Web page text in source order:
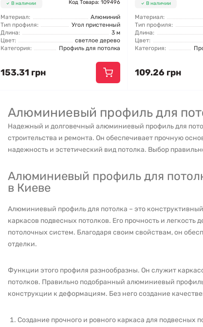
В наличии Код Товара: 109496
Материал:
Алюминий
Тип профиля:
Угол пристенный
Длина:
3 м
Цвет:
светлое дерево
Категория:
Профиль для потолка
153.31 грн
В наличии
Материал:
Тип профиля:
Длина:
Цвет:
Категория:
109.26 грн
Алюминиевый профиль для
Надежный и долговечный алюминиевый профиль для
строительства и ремонта. Он обеспечивает прочную
надежность и эстетический вид потолка. Выбор
Алюминиевый профиль для
в Киеве
Алюминиевый профиль для потолка – это
каркасов подвесных потолков. Его прочность и
потолочных систем. Благодаря своим свойствам, он
отделки.
Функции этого профиля разнообразны. Он служит
потолков. Правильно подобранный алюминиевый
конструкции к деформациям. Без него создание
Создание прочного и ровного каркаса для подвесных